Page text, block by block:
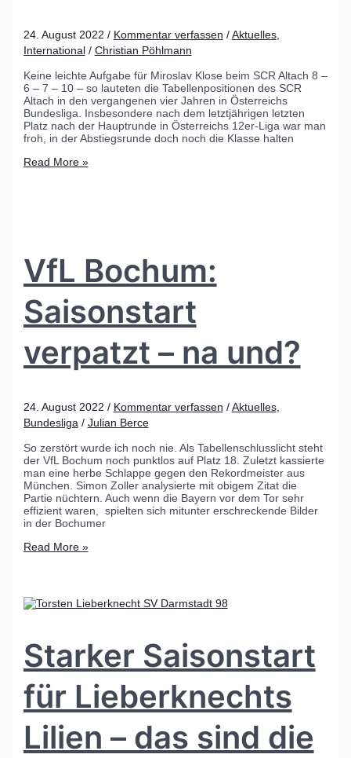
24. August 2022 / Kommentar verfassen /Aktuelles,
International/ Christian Pöhlmann
Keine leichte Aufgabe für Miroslav Klose beim SCR Altach 8 –
6 – 7 – 10 – so lauteten die Tabellenpositionen des SCR
Altach in den vergangenen vier Jahren in Österreichs
Bundesliga. Insbesondere nach dem letztjährigen letzten
Platz nach der Hauptrunde in Österreichs 12er-Liga war man
froh, in der Abstiegsrunde doch noch die Klasse halten
Read More »
VfL Bochum:
Saisonstart
verpatzt – na und?
24. August 2022 / Kommentar verfassen /Aktuelles,
Bundesliga / Julian Berce
So zerstört wurde ich noch nie. Als Tabellenschlusslicht steht
der VfL Bochum noch punktlos auf Platz 18. Zuletzt kassierte
man eine herbe Schlappe gegen den Rekordmeister aus
München. Simon Zoller analysierte mit obigem Zitat die
Partie nüchtern. Auch wenn die Bayern vor dem Tor sehr
effizient waren, spielten sich mitunter erschreckende Bilder
in der Bochumer
Read More »
Starker Saisonstart
für Lieberknechts
Lilien – das sind die